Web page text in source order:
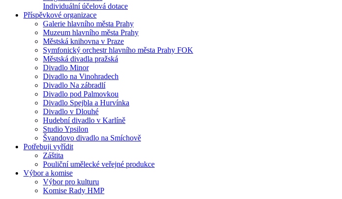
Individuální účelová dotace
Příspěvkové organizace
Galerie hlavního města Prahy
Muzeum hlavního města Prahy
Městská knihovna v Praze
Symfonický orchestr hlavního města Prahy FOK
Městská divadla pražská
Divadlo Minor
Divadlo na Vinohradech
Divadlo Na zábradlí
Divadlo pod Palmovkou
Divadlo Spejbla a Hurvínka
Divadlo v Dlouhé
Hudební divadlo v Karlíně
Studio Ypsilon
Švandovo divadlo na Smíchově
Potřebuji vyřídit
Záštita
Pouliční umělecké veřejné produkce
Výbor a komise
Výbor pro kulturu
Komise Rady HMP